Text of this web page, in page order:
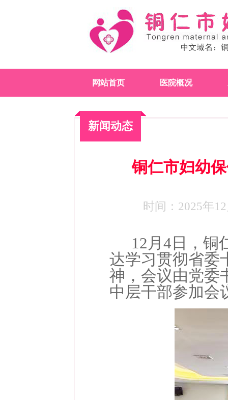
网站首页 医院概况
新闻动态
铜仁市妇幼
时间：2025年
12月4日，铜
达学习贯彻省委
神，会议由党委
中层干部参加会